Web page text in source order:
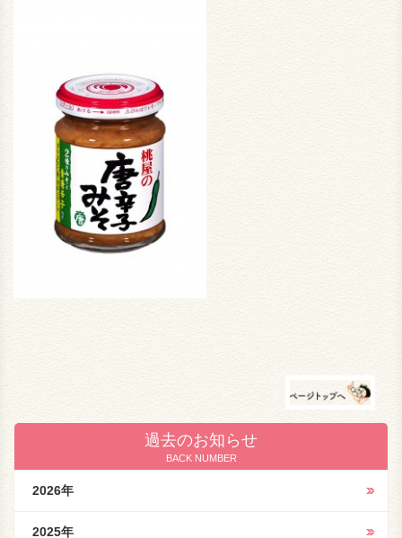
過去のお知らせ
BACK NUMBER
2026年
2025年